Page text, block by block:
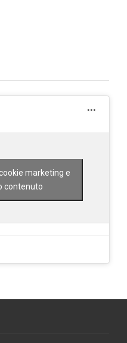
marketing e
contenuto